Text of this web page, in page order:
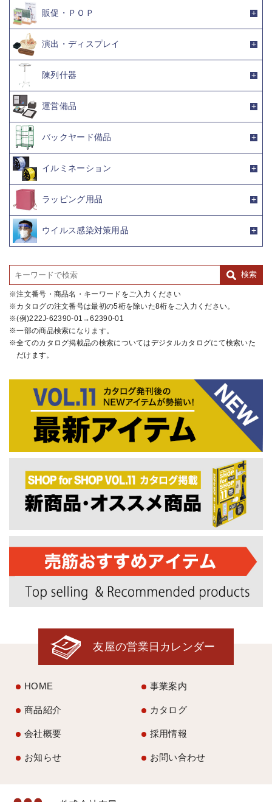
販促・ＰＯＰ
演出・ディスプレイ
陳列什器
運営備品
バックヤード備品
イルミネーション
ラッピング用品
ウイルス感染対策用品
注文番号・商品名・キーワードをご入力ください
カタログの注文番号は最初の5桁を除いた8桁をご入力ください。
(例)222J-62390-01→62390-01
一部の商品検索になります。
全てのカタログ掲載品の検索についてはデジタルカタログにて検索いた
だけます。
友屋の営業日カレンダー
HOME 事業案内
商品紹介 カタログ
会社概要 採用情報
お知らせ お問い合わせ